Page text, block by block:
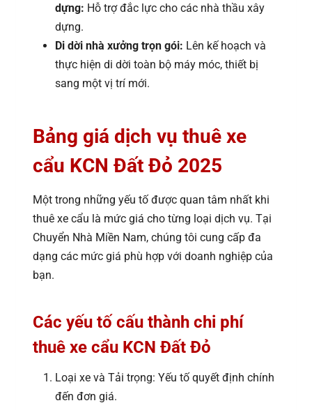
dựng: Hỗ trợ đắc lực cho các nhà thầu xây
dựng.
Di dời nhà xưởng trọn gói: Lên kế hoạch và
thực hiện di dời toàn bộ máy móc, thiết bị
sang một vị trí mới.
Bảng giá dịch vụ thuê xe
cẩu KCN Đất Đỏ 2025
Một trong những yếu tố được quan tâm nhất khi
thuê xe cẩu là mức giá cho từng loại dịch vụ. Tại
Chuyển Nhà Miền Nam, chúng tôi cung cấp đa
dạng các mức giá phù hợp với doanh nghiệp của
bạn.
Các yếu tố cấu thành chi phí
thuê xe cẩu KCN Đất Đỏ
Loại xe và Tải trọng: Yếu tố quyết định chính
đến đơn giá.